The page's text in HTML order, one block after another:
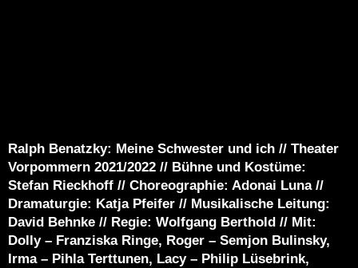
Ralph Benatzky: Meine Schwester und ich // Theater
Vorpommern 2021/2022 // Bühne und Kostüme:
Stefan Rieckhoff // Choreographie: Adonai Luna //
Dramaturgie: Katja Pfeifer // Musikalische Leitung:
David Behnke // Regie: Wolfgang Berthold // Mit:
Dolly – Franziska Ringe, Roger – Semjon Bulinsky,
Irma – Pihla Terttunen, Lacy – Philip Lüsebrink,